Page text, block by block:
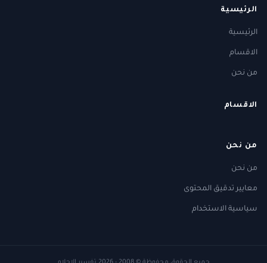
الرئيسية
الرئيسية
الاقسام
من نحن
الاقسام
من نحن
من نحن
معايير تدقيق المحتوى
سياسية الاستخدام